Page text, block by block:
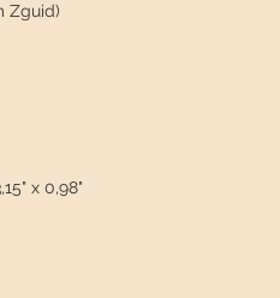
Zguid)
x 0,98"
bien
espinas de